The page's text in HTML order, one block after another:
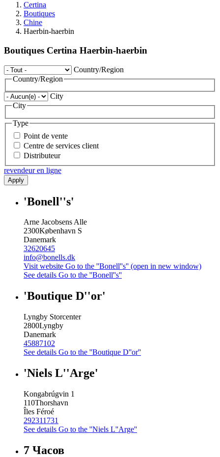
Certina
Boutiques
Chine
Haerbin-haerbin
Boutiques Certina Haerbin-haerbin
Country/Region
Country/Region
City
City
Type
Point de vente
Centre de services client
Distributeur
revendeur en ligne
Apply
'Bonell''s'
Arne Jacobsens Alle
2300København S
Danemark
32620645
info@bonells.dk
Visit website Go to the ''Bonell''s'' (open in new window)
See details Go to the ''Bonell''s''
'Boutique D''or'
Lyngby Storcenter
2800Lyngby
Danemark
45887102
See details Go to the ''Boutique D''or''
'Niels L''Arge'
Kongabrúgvin 1
110Thorshavn
Îles Féroé
292311731
See details Go to the ''Niels L''Arge''
7 Часов